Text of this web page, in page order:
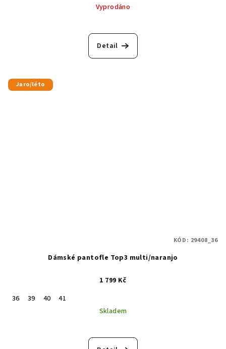
Vyprodáno
Detail
Jaro/léto
Dámské pantofle Top3 multi/naranjo
1 799 Kč
36
39 40
41
Skladem
KÓD: 29408_36